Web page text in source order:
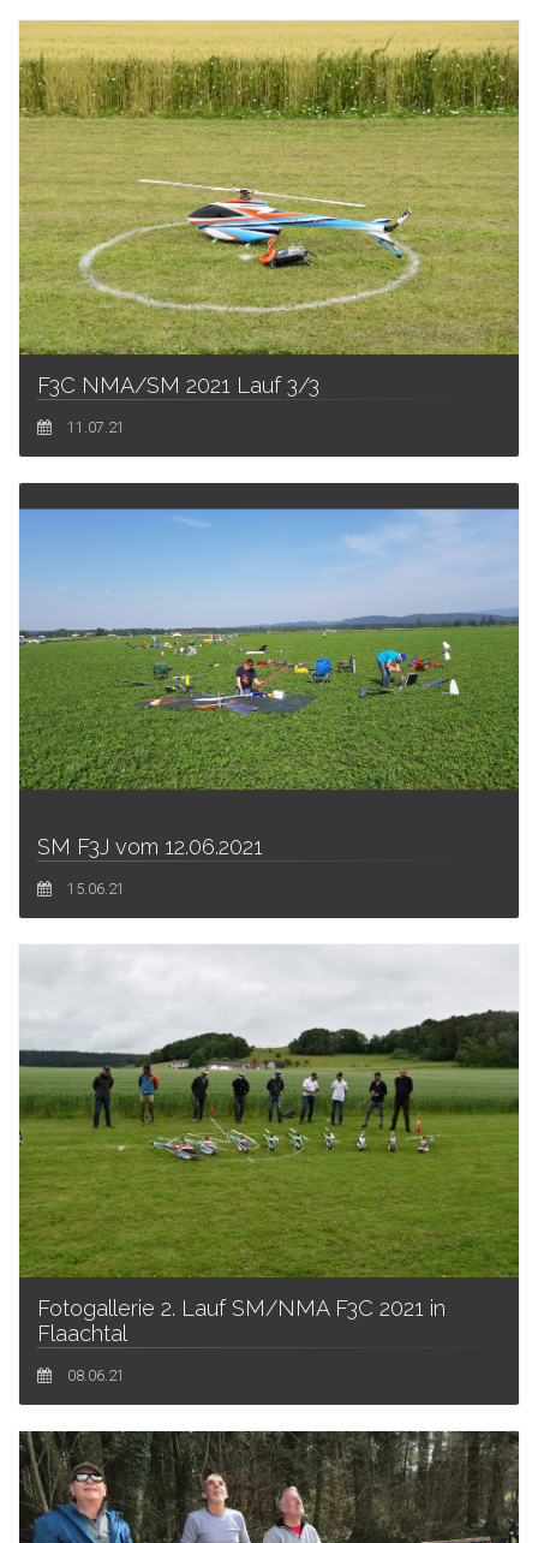
F3C NMA/SM 2021 Lauf 3/3
11.07.21
SM F3J vom 12.06.2021
15.06.21
Fotogallerie 2. Lauf SM/NMA F3C 2021 in
Flaachtal
08.06.21